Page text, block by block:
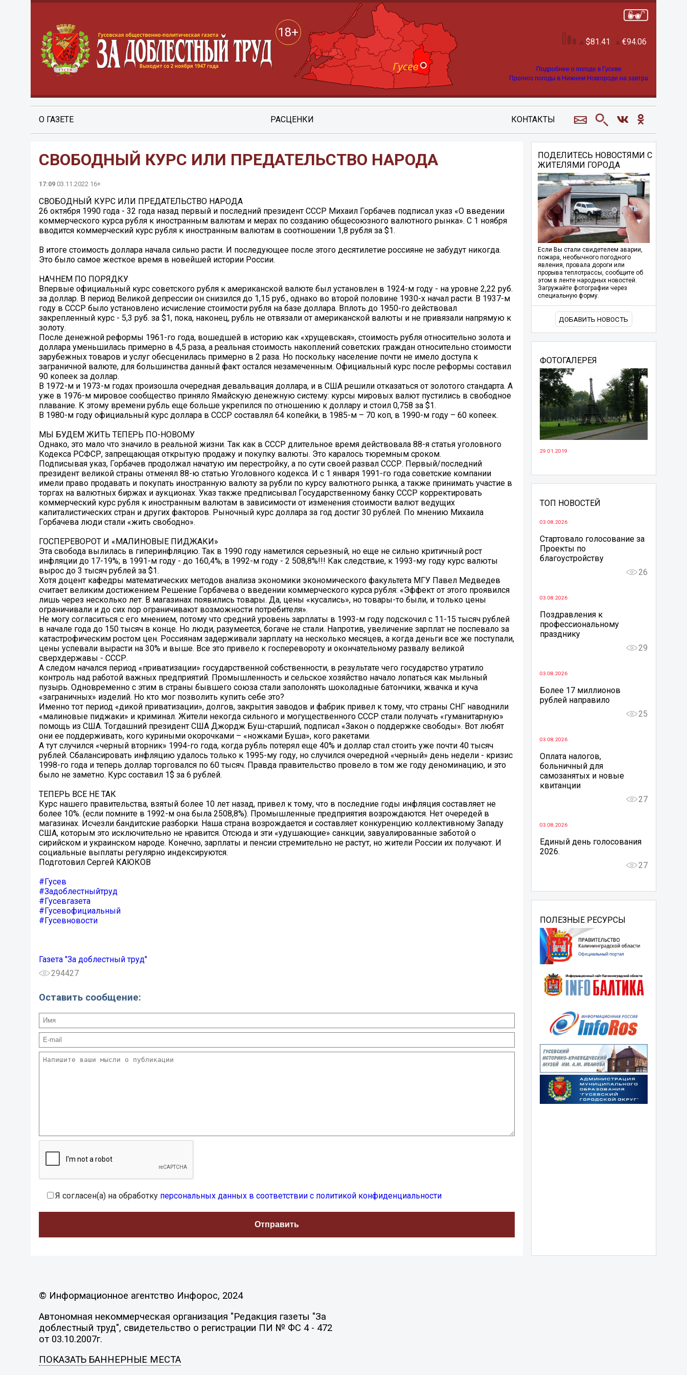
18+
81.41 94.06
Подробнее о погоде в Гусеве
Прогноз погоды в Нижнем Новгороде на завтра
О ГАЗЕТЕ РАСЦЕНКИ КОНТАКТЫ
СВОБОДНЫЙ КУРС ИЛИ ПРЕДАТЕЛЬСТВО НАРОДА
17:09 03.11.2022 16+
СВОБОДНЫЙ КУРС ИЛИ ПРЕДАТЕЛЬСТВО НАРОДА
26 октября 1990 года - 32 года назад первый и последний президент СССР Михаил Горбачев подписал указ «О введении
коммерческого курса рубля к иностранным валютам и мерах по созданию общесоюзного валютного рынка». С 1 ноября
вводится коммерческий курс рубля к иностранным валютам в соотношении 1,8 рубля за $1.
В итоге стоимость доллара начала сильно расти. И последующее после этого десятилетие россияне не забудут никогда.
Это было самое жесткое время в новейшей истории России.
НАЧНЕМ ПО ПОРЯДКУ
Впервые официальный курс советского рубля к американской валюте был установлен в 1924-м году - на уровне 2,22 руб.
за доллар. В период Великой депрессии он снизился до 1,15 руб., однако во второй половине 1930-х начал расти. В 1937-м
году в СССР было установлено исчисление стоимости рубля на базе доллара. Вплоть до 1950-го действовал
закрепленный курс - 5,3 руб. за $1, пока, наконец, рубль не отвязали от американской валюты и не привязали напрямую к
золоту.
После денежной реформы 1961-го года, вошедшей в историю как «хрущевская», стоимость рубля относительно золота и
доллара уменьшилась примерно в 4,5 раза, а реальная стоимость накоплений советских граждан относительно стоимости
зарубежных товаров и услуг обесценилась примерно в 2 раза. Но поскольку население почти не имело доступа к
заграничной валюте, для большинства данный факт остался незамеченным. Официальный курс после реформы составил
90 копеек за доллар.
В 1972-м и 1973-м годах произошла очередная девальвация доллара, и в США решили отказаться от золотого стандарта. А
уже в 1976-м мировое сообщество приняло Ямайскую денежную систему: курсы мировых валют пустились в свободное
плавание. К этому времени рубль еще больше укрепился по отношению к доллару и стоил 0,758 за $1.
В 1980-м году официальный курс доллара в СССР составлял 64 копейки, в 1985-м – 70 коп, в 1990-м году – 60 копеек.
МЫ БУДЕМ ЖИТЬ ТЕПЕРЬ ПО-НОВОМУ
Однако, это мало что значило в реальной жизни. Так как в СССР длительное время действовала 88-я статья уголовного
Кодекса РСФСР, запрещающая открытую продажу и покупку валюты. Это каралось тюремным сроком.
Подписывая указ, Горбачев продолжал начатую им перестройку, а по сути своей развал СССР. Первый/последний
президент великой страны отменял 88-ю статью Уголовного кодекса. И с 1 января 1991-го года советские компании
имели право продавать и покупать иностранную валюту за рубли по курсу валютного рынка, а также принимать участие в
торгах на валютных биржах и аукционах. Указ также предписывал Государственному банку СССР корректировать
коммерческий курс рубля к иностранным валютам в зависимости от изменения стоимости валют ведущих
капиталистических стран и других факторов. Рыночный курс доллара за год достиг 30 рублей. По мнению Михаила
Горбачева люди стали «жить свободно».
ГОСПЕРЕВОРОТ И «МАЛИНОВЫЕ ПИДЖАКИ»
Эта свобода вылилась в гиперинфляцию. Так в 1990 году наметился серьезный, но еще не сильно критичный рост
инфляции до 17-19%; в 1991-м году - до 160,4%; в 1992-м году - 2 508,8%!!! Как следствие, к 1993-му году курс валюты
вырос до 3 тысяч рублей за $1.
Хотя доцент кафедры математических методов анализа экономики экономического факультета МГУ Павел Медведев
считает великим достижением Решение Горбачева о введении коммерческого курса рубля: «Эффект от этого проявился
лишь через несколько лет. В магазинах появились товары. Да, цены «кусались», но товары-то были, и только цены
ограничивали и до сих пор ограничивают возможности потребителя».
Не могу согласиться с его мнением, потому что средний уровень зарплаты в 1993-м году подскочил с 11-15 тысяч рублей
в начале года до 150 тысяч в конце. Но люди, разумеется, богаче не стали. Напротив, увеличение зарплат не поспевало за
катастрофическим ростом цен. Россиянам задерживали зарплату на несколько месяцев, а когда деньги все же поступали,
цены успевали вырасти на 30% и выше. Все это привело к госперевороту и окончательному развалу великой
сверхдержавы - СССР.
А следом начался период «приватизации» государственной собственности, в результате чего государство утратило
контроль над работой важных предприятий. Промышленность и сельское хозяйство начало лопаться как мыльный
пузырь. Одновременно с этим в страны бывшего союза стали заполонять шоколадные батончики, жвачка и куча
«заграничных» изделий. Но кто мог позволить купить себе это?
Именно тот период «дикой приватизации», долгов, закрытия заводов и фабрик привел к тому, что страны СНГ наводнили
«малиновые пиджаки» и криминал. Жители некогда сильного и могущественного СССР стали получать «гуманитарную»
помощь из США. Тогдашний президент США Джордж Буш-старший, подписал «Закон о поддержке свободы». Вот любят
они ее поддерживать, кого куриными окорочками – «ножками Буша», кого ракетами.
А тут случился «черный вторник» 1994-го года, когда рубль потерял еще 40% и доллар стал стоить уже почти 40 тысяч
рублей. Сбалансировать инфляцию удалось только к 1995-му году, но случился очередной «черный» день недели - кризис
1998-го года и теперь доллар торговался по 60 тысяч. Правда правительство провело в том же году деноминацию, и это
было не заметно. Курс составил 1$ за 6 рублей.
ТЕПЕРЬ ВСЕ НЕ ТАК
Курс нашего правительства, взятый более 10 лет назад, привел к тому, что в последние годы инфляция составляет не
более 10%. (если помните в 1992-м она была 2508,8%). Промышленные предприятия возрождаются. Нет очередей в
магазинах. Исчезли бандитские разборки. Наша страна возрождается и составляет конкуренцию коллективному Западу
США, которым это исключительно не нравится. Отсюда и эти «удушающие» санкции, завуалированные заботой о
сирийском и украинском народе. Конечно, зарплаты и пенсии стремительно не растут, но жители России их получают. И
социальные выплаты регулярно индексируются.
Подготовил Сергей КАЮКОВ
#Гусев
#Задоблестныйтруд
#Гусевгазета
#Гусевофициальный
#Гусевновости
Газета "За доблестный труд"
294427
Оставить сообщение:
Я согласен(а) на обработку персональных данных в соответствии с политикой конфиденциальности
ПОДЕЛИТЕСЬ НОВОСТЯМИ С
ЖИТЕЛЯМИ ГОРОДА
Если Вы стали свидетелем аварии,
пожара, необычного погодного
явления, провала дороги или
прорыва теплотрассы, сообщите об
этом в ленте народных новостей.
Загружайте фотографии через
специальную форму.
ДОБАВИТЬ НОВОСТЬ
ФОТОГАЛЕРЕЯ
29.01.2019
ТОП НОВОСТЕЙ
03.08.2026
Стартовало голосование за
Проекты по
благоустройству
26
03.08.2026
Поздравления к
профессиональному
празднику
29
03.08.2026
Более 17 миллионов
рублей направило
25
03.08.2026
Оплата налогов,
больничный для
самозанятых и новые
квитанции
27
03.08.2026
Единый день голосования
2026.
27
ПОЛЕЗНЫЕ РЕСУРСЫ
© Информационное агентство Инфорос, 2024
Автономная некоммерческая организация "Редакция газеты "За
доблестный труд", свидетельство о регистрации ПИ № ФС 4 - 472
от 03.10.2007г.
ПОКАЗАТЬ БАННЕРНЫЕ МЕСТА